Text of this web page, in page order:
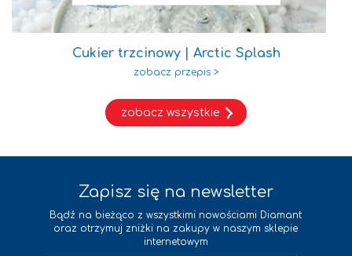
Cukier trzcinowy | Arctic Splash
zobacz wszystkie
Zapisz się na newsletter
Bądź na bieżąco z wszystkimi nowościami Diamant
oraz otrzymuj zniżki na zakupy w naszym sklepie
internetowym